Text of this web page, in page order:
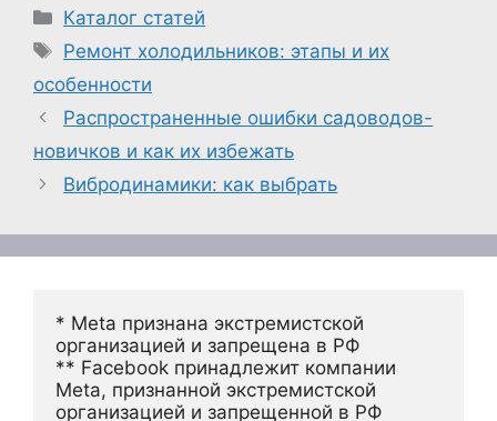
Рубрики
Каталог статей
Метки
Ремонт холодильников: этапы и их
особенности
Распространенные ошибки садоводов-
новичков и как их избежать
Вибродинамики: как выбрать
* Meta признана экстремистской
организацией и запрещена в РФ
** Facebook принадлежит компании
Meta, признанной экстремистской
организацией и запрещенной в РФ